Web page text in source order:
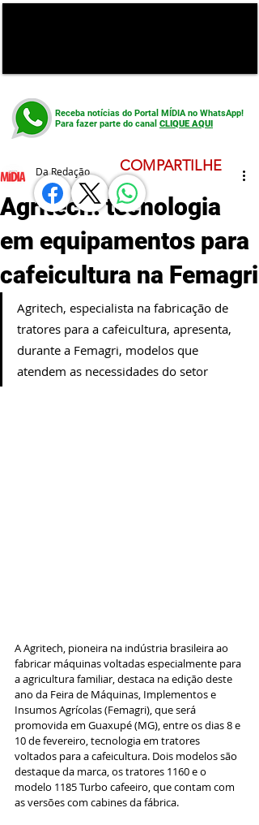
Receba notícias do Portal MÍDIA no WhatsApp!
Para fazer parte do canal CLIQUE AQUI
Agritech: tecnologia
em equipamentos para
cafeicultura na Femagri
Da Redação
Agritech, especialista na fabricação de
tratores para a cafeicultura, apresenta,
durante a Femagri, modelos que
atendem as necessidades do setor
A Agritech, pioneira na indústria brasileira ao
fabricar máquinas voltadas especialmente para
a agricultura familiar, destaca na edição deste
ano da Feira de Máquinas, Implementos e
Insumos Agrícolas (Femagri), que será
promovida em Guaxupé (MG), entre os dias 8 e
10 de fevereiro, tecnologia em tratores
voltados para a cafeicultura. Dois modelos são
destaque da marca, os tratores 1160 e o
modelo 1185 Turbo cafeeiro, que contam com
as versões com cabines da fábrica.
COMPARTILHE